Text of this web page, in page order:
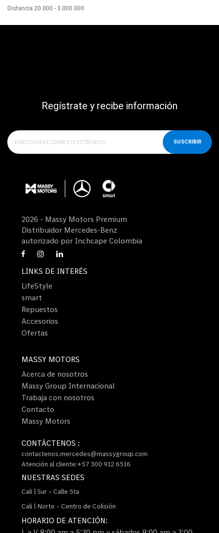
Distancia 20.000 - 3.000.000
Regístrate y recibe información
SUSCRIBIR
2026 - Massy Motors Premium
Distribuidor Mercedes-Benz
autorizado por Inchcape Colombia
LINKS DE INTERÉS
LifeStyle
smart
Repuestos
Accesorios
Ofertas
MASSY MOTORS
Acerca de nosotros
Massy Group Internacional
Trabaja con nosotros
Contacto
Massy Motors
CONTÁCTENOS :
contactenos.mercedes@massygroup.com
Atención al cliente:+57 300 912 6516
NUESTRAS SEDES
Cali | Sur – Calle 5ta
Cali | Norte – Centro de Colisión
HORARIO DE ATENCIÓN: